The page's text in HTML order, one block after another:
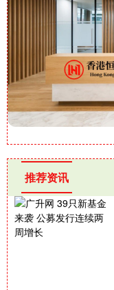
推荐资讯